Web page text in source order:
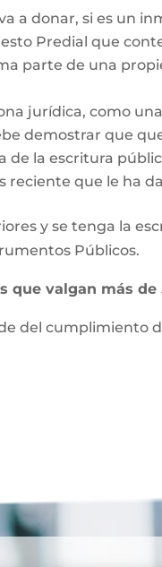
a donar, si es un
Predial que
parte de una
jurídica, como
demostrar que
de la escritura
reciente que le ha
y se tenga la
Públicos.
que valgan más
del cumplimiento